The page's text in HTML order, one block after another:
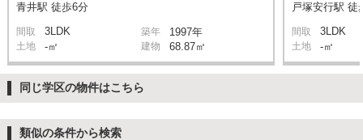
青井駅 徒歩6分
間取 3LDK 築年 1997年
土地 -㎡ 建物 68.87㎡
戸塚安行駅 徒
間取 3LDK
土地 -㎡
同じ学区の物件はこちら
類似の条件から検索